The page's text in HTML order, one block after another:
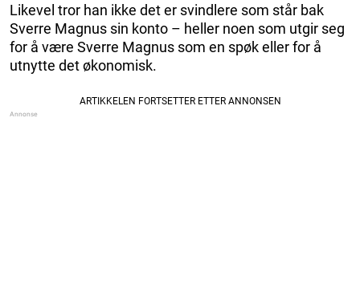
Likevel tror han ikke det er svindlere som står bak
Sverre Magnus sin konto – heller noen som utgir seg
for å være Sverre Magnus som en spøk eller for å
utnytte det økonomisk.